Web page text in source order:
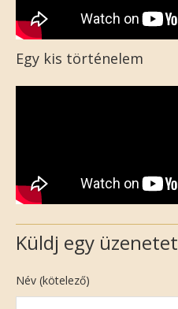
Egy kis történelem
Küldj egy üzenetet
Név (kötelező)